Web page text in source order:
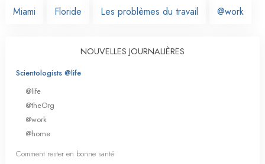
Miami
Floride Les problèmes du travail @work
NOUVELLES JOURNALIÈRES
Scientologists @life
@life
@theOrg
@work
@home
Comment rester en bonne santé